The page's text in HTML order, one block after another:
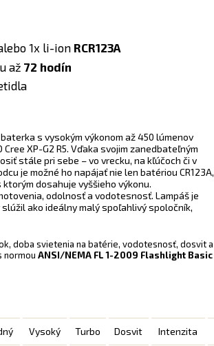
1x li-ion RCR123A
až72 hodín
baterka s vysokým výkonom až 450 lúmenov
XP-G2 R5. Vďaka svojim zanedbateľným
stále pri sebe – vo vrecku, na kľúčoch či v
je možné ho napájať nie len batériou CR123A,
ktorým dosahuje vyššieho výkonu.
odolnosť a vodotesnosť. Lampáš je
ako ideálny malý spoľahlivý spoločník,
doba svietenia na batérie, vodotesnosť, dosvit a
normouANSI/NEMA FL 1-2009 Flashlight Basic
Vysoký Turbo Dosvit Intenzita